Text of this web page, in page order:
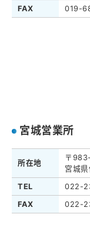
FAX
019-
宮城営業所
所在地
〒
宮城
TEL
022-
FAX
022-